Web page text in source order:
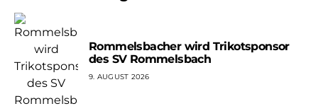
Rommelsbacher wird Trikotsponsor
des SV Rommelsbach
9. AUGUST 2026